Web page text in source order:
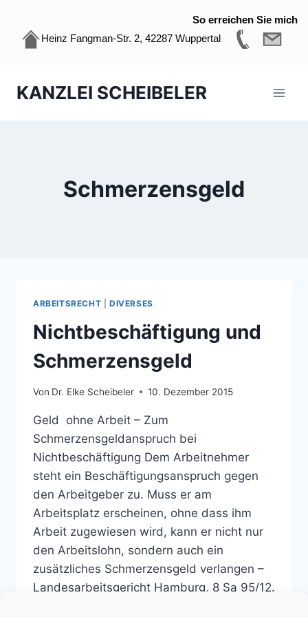
So erreichen Sie mich
Heinz Fangman-Str. 2, 42287 Wuppertal
InhaltKANZLEI SCHEIBELER
Schmerzensgeld
ARBEITSRECHT DIVERSES
Nichtbeschäftigung und
Schmerzensgeld
Von Dr. Elke Scheibeler 10. Dezember 2015
Geld ohne Arbeit – Zum
Schmerzensgeldanspruch bei
Nichtbeschäftigung Dem Arbeitnehmer
steht ein Beschäftigungsanspruch gegen
den Arbeitgeber zu. Muss er am
Arbeitsplatz erscheinen, ohne dass ihm
Arbeit zugewiesen wird, kann er nicht nur
den Arbeitslohn, sondern auch ein
zusätzliches Schmerzensgeld verlangen –
Landesarbeitsgericht Hamburg, 8 Sa 95/12.